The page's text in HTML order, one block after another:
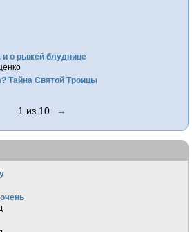
и о рыжей блуднице
Тайна Святой Троицы
1 из 10 →